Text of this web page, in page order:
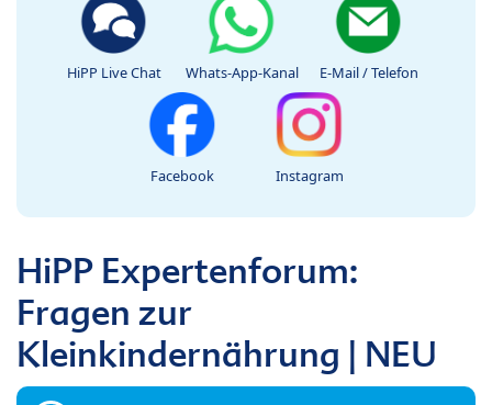
HiPP Live Chat Whats-App-Kanal E-Mail / Telefon
Facebook Instagram
HiPP Expertenforum:
Fragen zur
Kleinkindernährung | NEU